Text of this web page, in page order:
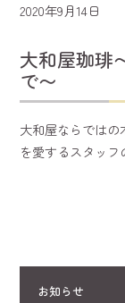
2020年9月14日
大和屋珈琲
で〜
大和屋ならでは
を愛するスタッフ
お知らせ